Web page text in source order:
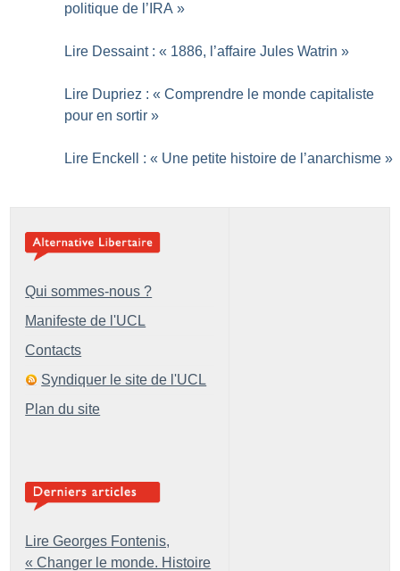
politique de l’IRA »
Lire Dessaint : « 1886, l’affaire Jules Watrin »
Lire Dupriez : « Comprendre le monde capitaliste
pour en sortir »
Lire Enckell : « Une petite histoire de l’anarchisme »
Qui sommes-nous ?
Manifeste de l'UCL
Contacts
Syndiquer le site de l'UCL
Plan du site
Lire Georges Fontenis,
« Changer le monde. Histoire